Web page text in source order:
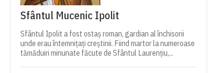
Sfântul Mucenic Ipolit
Sfântul Ipolit a fost ostaș roman, gardian al închisorii
unde erau întemnițați creștinii. Fiind martor la numeroase
tămăduiri minunate făcute de Sfântul Laurențiu,...